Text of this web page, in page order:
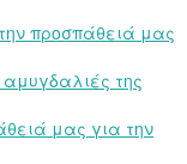
προσπάθειά μας
της
μας για την